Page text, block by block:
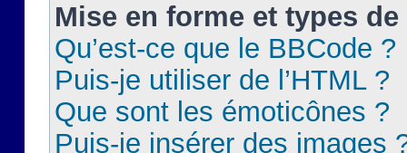
Mise en forme et types
Qu’est-ce que le BBCode ?
Puis-je utiliser de l’HTML ?
Que sont les émoticônes ?
Puis-je insérer des images